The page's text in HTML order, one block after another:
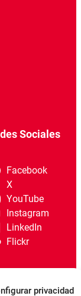
privacidad
Sociales
Facebook
X
YouTube
Instagram
LinkedIn
Flickr